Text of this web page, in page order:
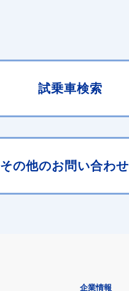
試乗車検索
その他のお問い合わせ
企業情報